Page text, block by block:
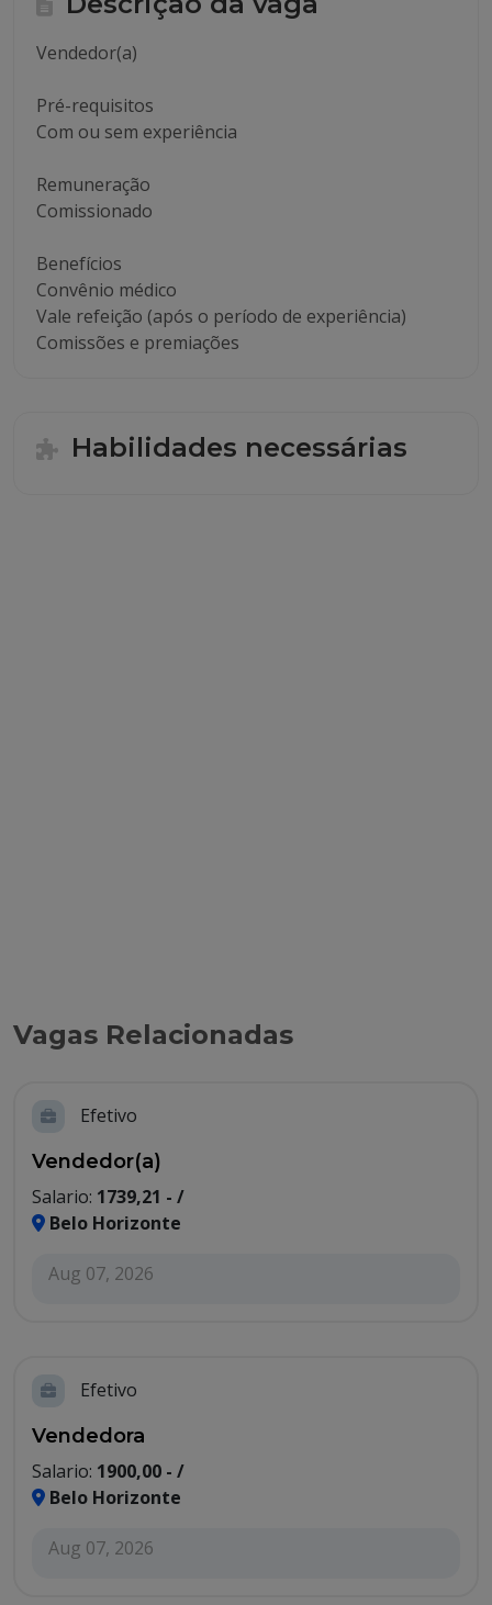
Vendedor(a)
Pré-requisitos
Com ou sem experiência
Remuneração
Comissionado
Benefícios
Convênio médico
Vale refeição (após o período de experiência)
Comissões e premiações
Habilidades necessárias
Vagas Relacionadas
Efetivo
Vendedor(a)
Salario: 1739,21 - /
Belo Horizonte
Aug 07, 2026
Efetivo
Vendedora
Salario: 1900,00 - /
Belo Horizonte
Aug 07, 2026